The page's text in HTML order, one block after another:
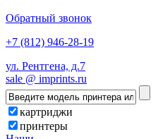
Обратный звонок
+7 (812) 946-28-19
ул. Рентгена, д.7
sale @ imprints.ru
картриджи
принтеры